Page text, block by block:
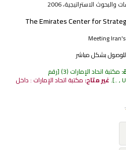
الاستراتيجية، 2006
The Emirates Center for
Meeting
بشكل مباشر
مكتبة اتحاد الإمارات (3) رقم
.غير متاح: مكتبة اتحاد الإمارات : داخل
.